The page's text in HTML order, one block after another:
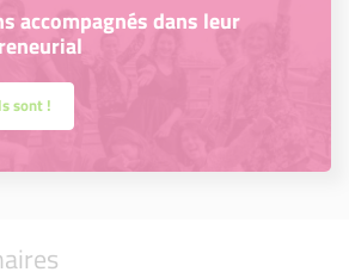
accompagnés dans leur
sont !